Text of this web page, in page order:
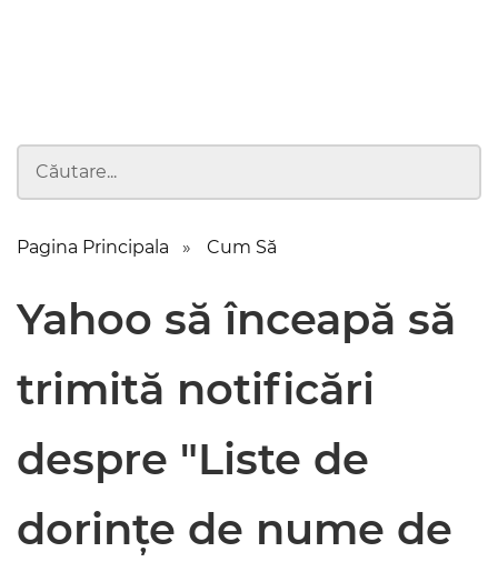
Pagina Principala Cum Să
Yahoo să înceapă să
trimită notificări
despre "Liste de
dorințe de nume de